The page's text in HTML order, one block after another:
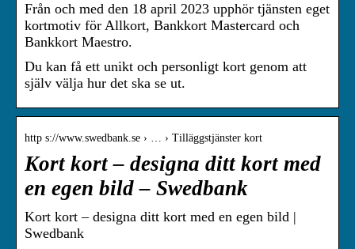
Från och med den 18 april 2023 upphör tjänsten eget
kortmotiv för Allkort, Bankkort Mastercard och
Bankkort Maestro.
Du kan få ett unikt och personligt kort genom att
själv välja hur det ska se ut.
http s://www.swedbank.se › … › Tilläggstjänster kort
Kort kort – designa ditt kort med
en egen bild – Swedbank
Kort kort – designa ditt kort med en egen bild |
Swedbank